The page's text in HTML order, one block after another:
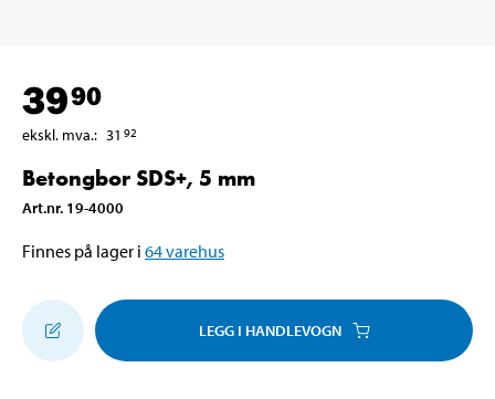
3990
ekskl. mva.: 31 92
Betongbor SDS+, 5 mm
Art.nr. 19-4000
Finnes på lager i 64varehus
LEGG I HANDLEVOGN